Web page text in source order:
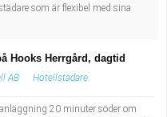
som är flexibel med sina
Hooks Herrgård, dagtid
AB Hotellstädare
20 minuter söder om